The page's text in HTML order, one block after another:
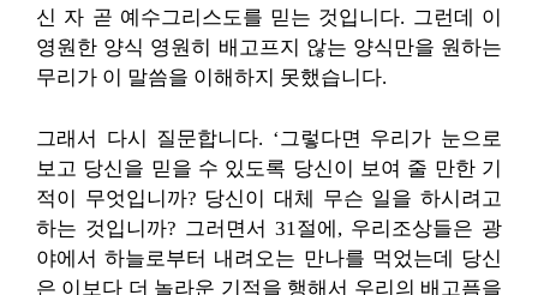
신 자 곧 예수그리스도를 믿는 것입니다. 그런데 이
영원한 양식 영원히 배고프지 않는 양식만을 원하는
무리가 이 말씀을 이해하지 못했습니다.
그래서 다시 질문합니 다. ‘그렇다면 우리가 눈으로
보고 당신을 믿을 수 있도록 당신이 보여 줄 만한 기
적이 무엇입니까? 당신이 대체 무슨 일을 하시려고
하는 것입니까? 그러면서 31절에, 우리조상들은 광
야에서 하늘로부터 내려오는 만나를 먹었는데 당신
은 이보다 더 놀라운 기적을 행해서 우리의 배고픔을